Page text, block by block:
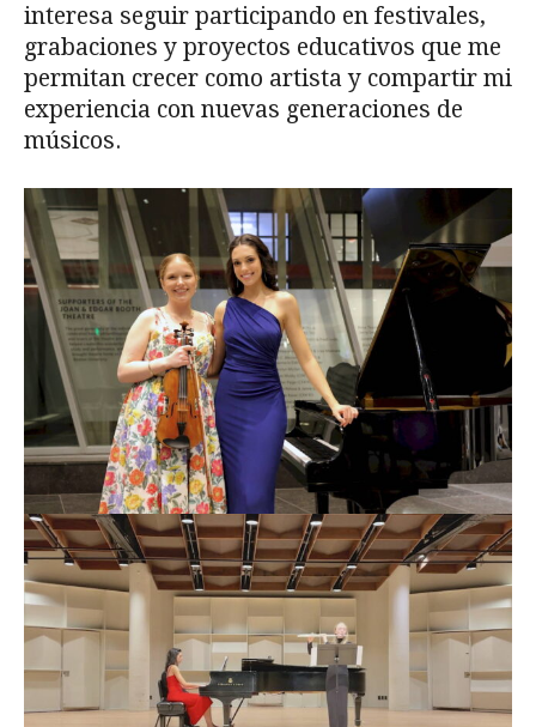
interesa seguir participando en festivales,
grabaciones y proyectos educativos que me
permitan crecer como artista y compartir mi
experiencia con nuevas generaciones de
músicos.